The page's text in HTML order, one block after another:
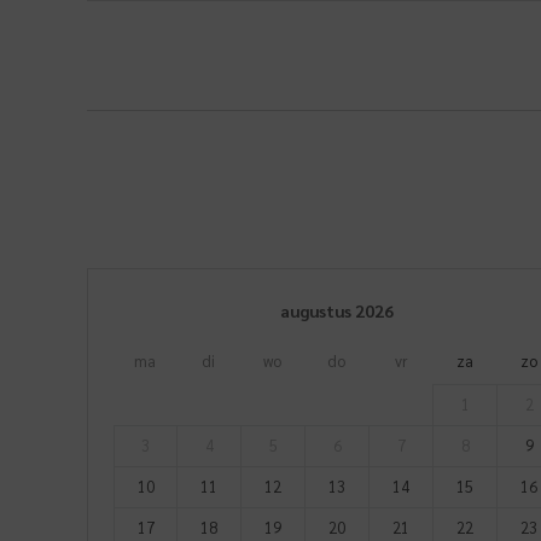
augustus 2026
ma di wo do vr za zo
9
10 11 12 13 14 15 16
17 18 19 20 21 22 23